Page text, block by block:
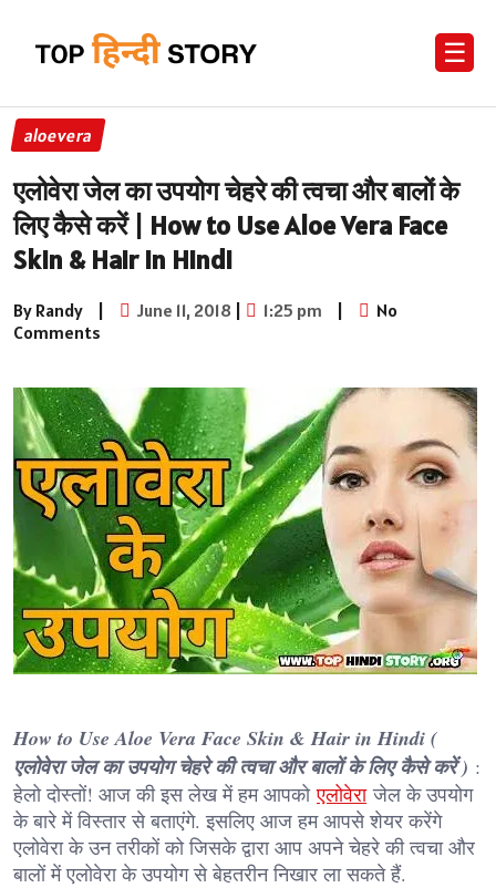
☰
aloevera
एलोवेरा जेल का उपयोग चेहरे की त्वचा और बालों के
लिए कैसे करें | How to Use Aloe Vera Face
Skin & Hair in Hindi
By Randy | June 11, 2018 | 1:25 pm |
No
Comments
How to Use Aloe Vera Face Skin & Hair in Hindi (
एलोवेरा जेल का उपयोग चेहरे की त्वचा और बालों के लिए कैसे करें ) :
हेलो दोस्तों! आज की इस लेख में हम आपकोएलोवेराजेल के उपयोग
के बारे में विस्तार से बताएंगे. इसलिए आज हम आपसे शेयर करेंगे
एलोवेरा के उन तरीकों को जिसके द्वारा आप अपने चेहरे की त्वचा और
बालों में एलोवेरा के उपयोग से बेहतरीन निखार ला सकते हैं.